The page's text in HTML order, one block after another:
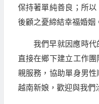
保持著單純善良；所
後顧之憂締結幸福婚姻
我們早就因應時代
直接在鄉下建立工作
親服務，協助單身男
越南新娘，歡迎與我們